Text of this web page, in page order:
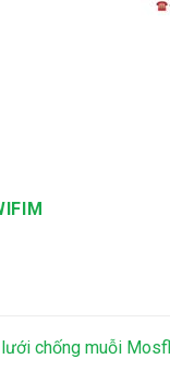
lưới chống muỗi